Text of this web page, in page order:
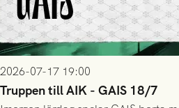
2026-07-17 19:00
Truppen till AIK - GAIS 18/7